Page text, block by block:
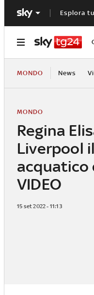
Esplora
MONDO News
Regina
Liverpool
acquatico
VIDEO
MONDO
15 set 2022 - 11:13